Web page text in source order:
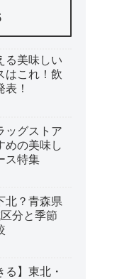
る美味しい
はこれ！飲
！
ッグストア
めの美味し
ス特集
北？青森県
分と季節
る】東北・